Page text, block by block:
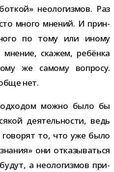
нео­ло­гиз­мов. Раз
много мне­ний. И прин­
по тому или иному
ска­жем, ребёнка
же самому вопросу.
нет.
можно было бы
дея­тель­но­сти, ведь
то, что уже было
они отка­зы­ваться
а нео­ло­гиз­мов при­